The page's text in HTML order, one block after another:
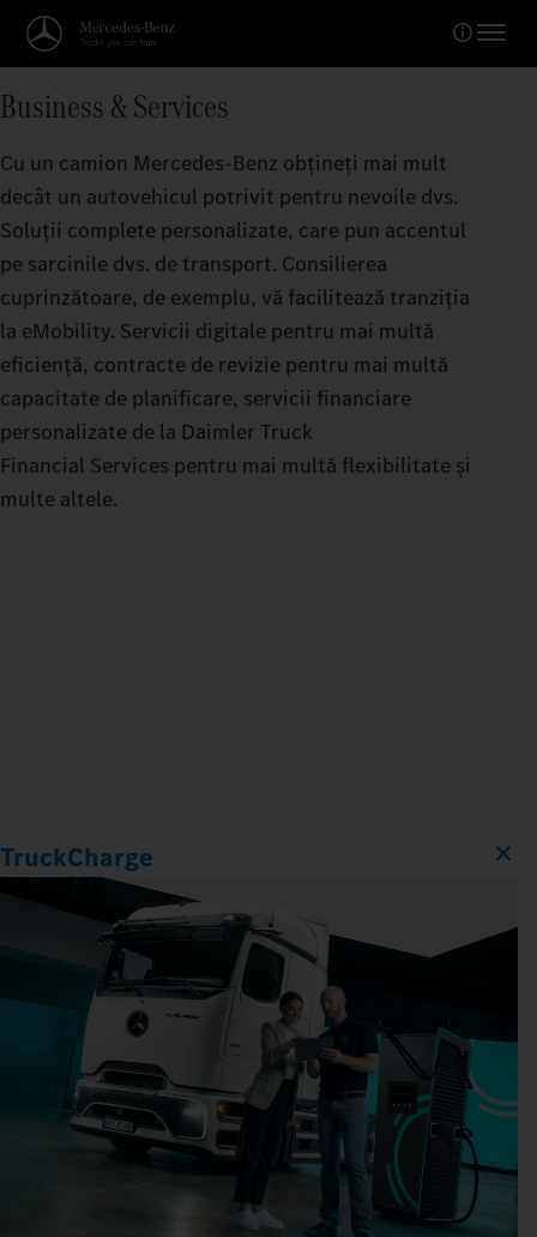
Business & Services
Cu un camion Mercedes-Benz obțineți mai mult
decât un autovehicul potrivit pentru nevoile dvs.
Soluții complete personalizate, care pun accentul
pe sarcinile dvs. de transport. Consilierea
cuprinzătoare, de exemplu, vă facilitează tranziția
la eMobility. Servicii digitale pentru mai multă
eficiență, contracte de revizie pentru mai multă
capacitate de planificare, servicii financiare
personalizate de la Daimler Truck
Financial Services pentru mai multă flexibilitate și
multe altele.
TruckCharge